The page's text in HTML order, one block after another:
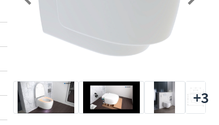
Previous Next
+3